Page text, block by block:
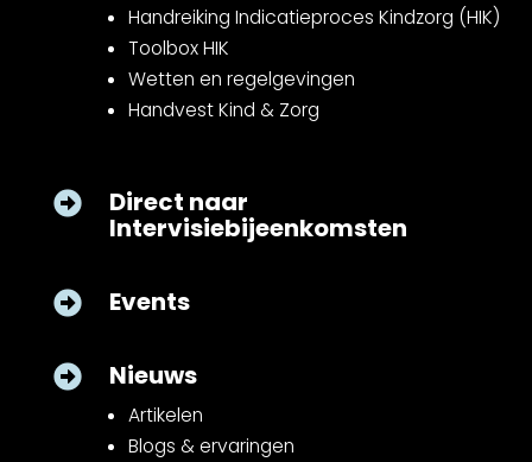
Handreiking Indicatieproces Kindzorg (HIK)
Toolbox HIK
Wetten en regelgevingen
Handvest Kind & Zorg
 Direct naar
Intervisiebijeenkomsten
 Events
 Nieuws
Artikelen
Blogs & ervaringen